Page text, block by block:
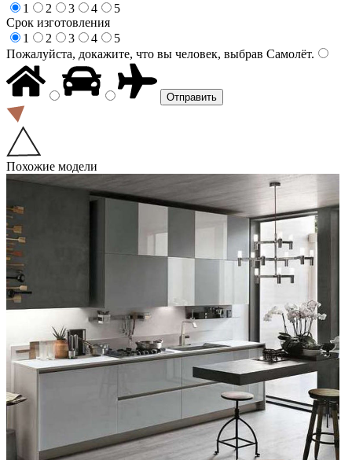
1
2 3 4
5
Срок изготовления
1
2 3 4
5
Пожалуйста, докажите, что вы человек, выбрав Самолёт.
Похожие модели